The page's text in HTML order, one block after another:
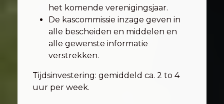
het komende verenigingsjaar.
De kascommissie inzage geven in
alle bescheiden en middelen en
alle gewenste informatie
verstrekken.
Tijdsinvestering: gemiddeld ca. 2 to 4
uur per week.